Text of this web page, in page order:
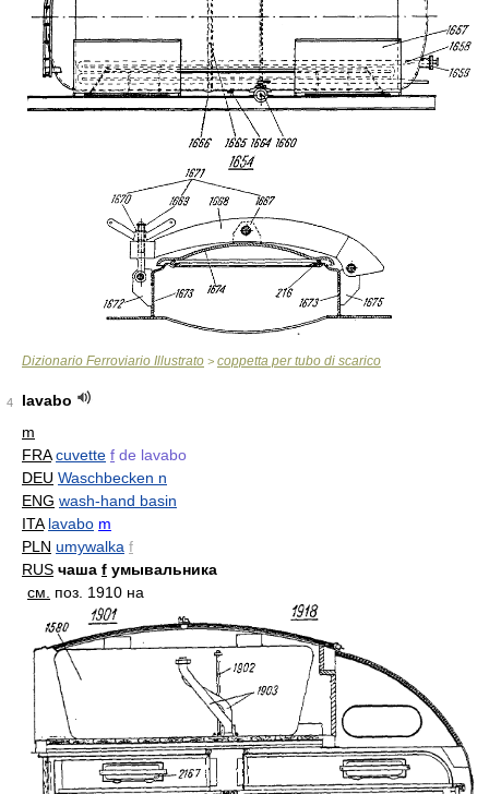
Dizionario Ferroviario Illustrato > coppetta per tubo di scarico
4
lavabo
m
FRA cuvette f de lavabo
DEU Waschbecken n
ENG wash-hand basin
ITA lavabo m
PLN umywalka f
RUS чаша f умывальника
см.
поз. 1910 на